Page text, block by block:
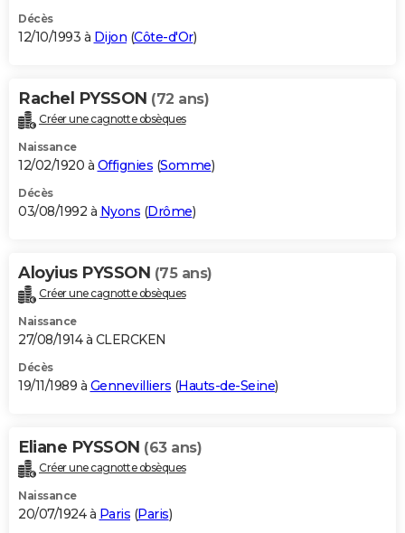
Décès
12/10/1993 à Dijon (Côte-d'Or)
Rachel PYSSON (72 ans)
Créer une cagnotte obsèques
Naissance
12/02/1920 à Offignies (Somme)
Décès
03/08/1992 à Nyons (Drôme)
Aloyius PYSSON (75 ans)
Créer une cagnotte obsèques
Naissance
27/08/1914 à CLERCKEN
Décès
19/11/1989 à Gennevilliers (Hauts-de-Seine)
Eliane PYSSON (63 ans)
Créer une cagnotte obsèques
Naissance
20/07/1924 à Paris (Paris)